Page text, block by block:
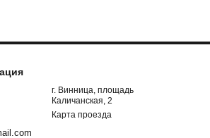
г. Винница, площадь
Каличанская, 2
Карта проезда